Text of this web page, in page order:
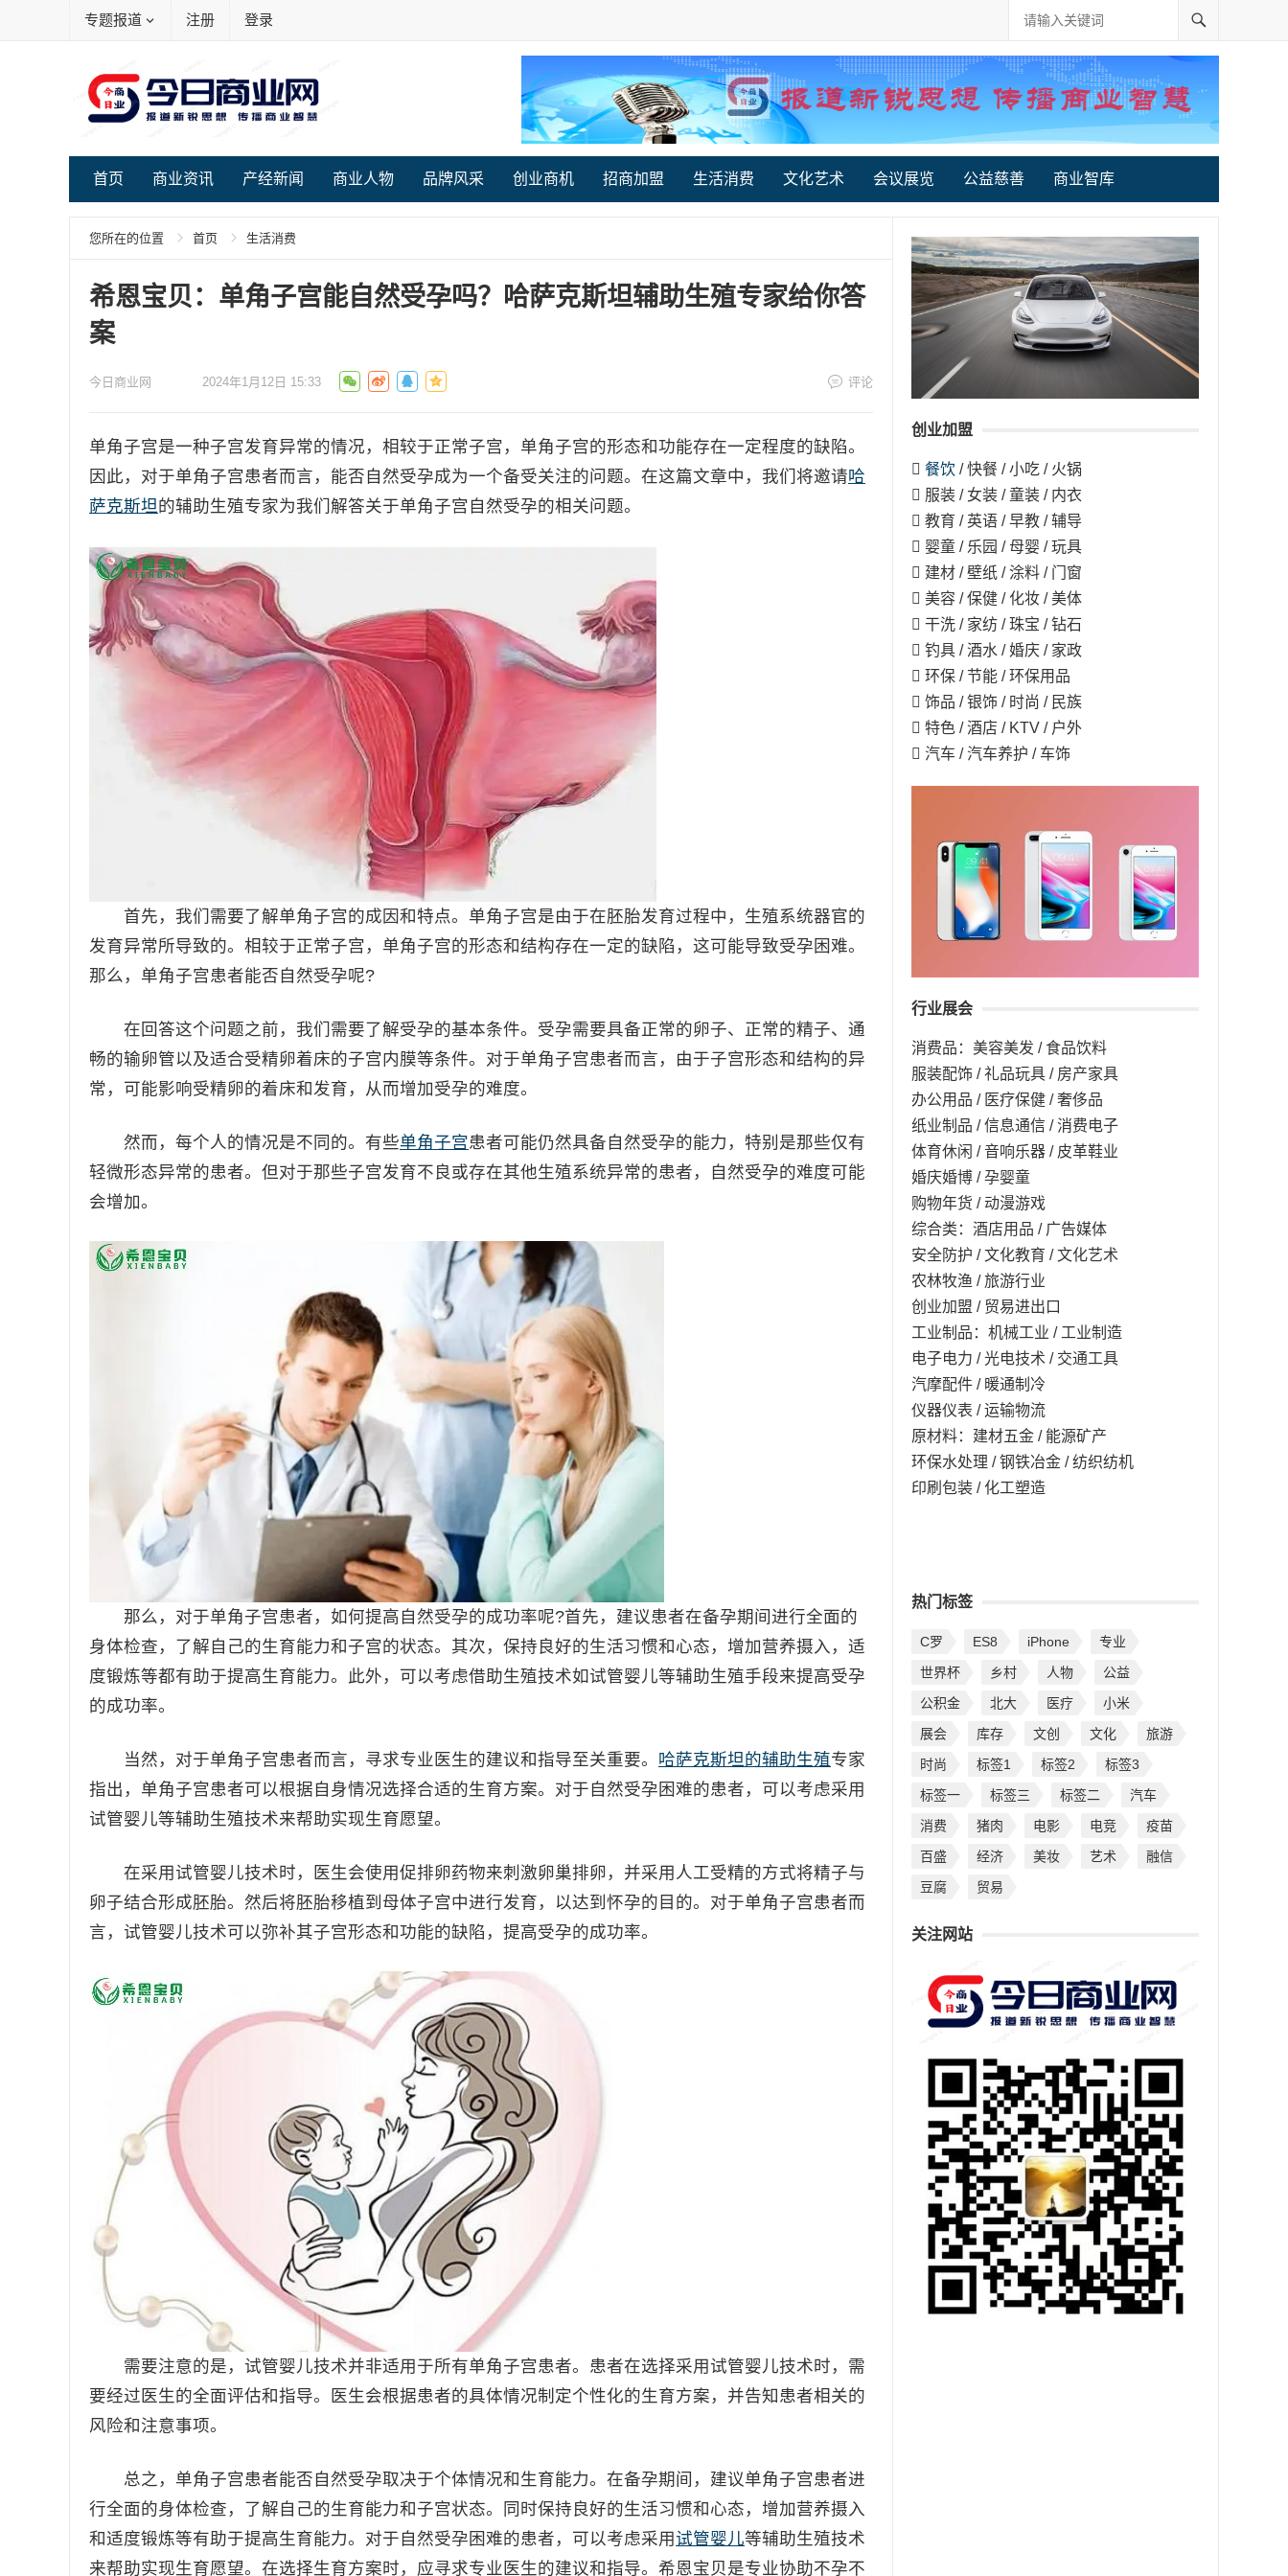
专题报道 注册 登录
首页 商业资讯 产经新闻 商业人物 品牌风采 创业商机 招商加盟 生活消费 文化艺术 会议展览 公益慈善 商业智库
您所在的位置 首页 生活消费
希恩宝贝：单角子宫能自然受孕吗？哈萨克斯坦辅助生殖专家给你答
案
今日商业网 2024年1月12日 15:33 评论
单角子宫是一种子宫发育异常的情况，相较于正常子宫，单角子宫的形态和功能存在一定程度的缺陷。
因此，对于单角子宫患者而言，能否自然受孕成为一个备受关注的问题。在这篇文章中，我们将邀请哈
萨克斯坦的辅助生殖专家为我们解答关于单角子宫自然受孕的相关问题。
首先，我们需要了解单角子宫的成因和特点。单角子宫是由于在胚胎发育过程中，生殖系统器官的
发育异常所导致的。相较于正常子宫，单角子宫的形态和结构存在一定的缺陷，这可能导致受孕困难。
那么，单角子宫患者能否自然受孕呢?
在回答这个问题之前，我们需要了解受孕的基本条件。受孕需要具备正常的卵子、正常的精子、通
畅的输卵管以及适合受精卵着床的子宫内膜等条件。对于单角子宫患者而言，由于子宫形态和结构的异
常，可能影响受精卵的着床和发育，从而增加受孕的难度。
然而，每个人的情况是不同的。有些单角子宫患者可能仍然具备自然受孕的能力，特别是那些仅有
轻微形态异常的患者。但对于那些子宫发育不良或存在其他生殖系统异常的患者，自然受孕的难度可能
会增加。
那么，对于单角子宫患者，如何提高自然受孕的成功率呢?首先，建议患者在备孕期间进行全面的
身体检查，了解自己的生育能力和子宫的状态。其次，保持良好的生活习惯和心态，增加营养摄入，适
度锻炼等都有助于提高生育能力。此外，可以考虑借助生殖技术如试管婴儿等辅助生殖手段来提高受孕
的成功率。
当然，对于单角子宫患者而言，寻求专业医生的建议和指导至关重要。 哈萨克斯坦的辅助生殖专家
指出，单角子宫患者可以根据自身情况选择合适的生育方案。对于自然受孕困难的患者，可以考虑采用
试管婴儿等辅助生殖技术来帮助实现生育愿望。
在采用试管婴儿技术时，医生会使用促排卵药物来刺激卵巢排卵，并采用人工受精的方式将精子与
卵子结合形成胚胎。然后将胚胎移植到母体子宫中进行发育，以达到怀孕的目的。对于单角子宫患者而
言，试管婴儿技术可以弥补其子宫形态和功能的缺陷，提高受孕的成功率。
需要注意的是，试管婴儿技术并非适用于所有单角子宫患者。患者在选择采用试管婴儿技术时，需
要经过医生的全面评估和指导。医生会根据患者的具体情况制定个性化的生育方案，并告知患者相关的
风险和注意事项。
总之，单角子宫患者能否自然受孕取决于个体情况和生育能力。在备孕期间，建议单角子宫患者进
行全面的身体检查，了解自己的生育能力和子宫状态。同时保持良好的生活习惯和心态，增加营养摄入
和适度锻炼等有助于提高生育能力。对于自然受孕困难的患者，可以考虑采用试管婴儿等辅助生殖技术
来帮助实现生育愿望。在选择生育方案时，应寻求专业医生的建议和指导。希恩宝贝是专业协助不孕不
创业加盟
 餐饮 / 快餐 / 小吃 / 火锅
 服装 / 女装 / 童装 / 内衣
 教育 / 英语 / 早教 / 辅导
 婴童 / 乐园 / 母婴 / 玩具
 建材 / 壁纸 / 涂料 / 门窗
 美容 / 保健 / 化妆 / 美体
 干洗 / 家纺 / 珠宝 / 钻石
 钓具 / 酒水 / 婚庆 / 家政
 环保 / 节能 / 环保用品
 饰品 / 银饰 / 时尚 / 民族
 特色 / 酒店 / KTV / 户外
 汽车 / 汽车养护 / 车饰
行业展会
消费品：美容美发 / 食品饮料
服装配饰 / 礼品玩具 / 房产家具
办公用品 / 医疗保健 / 奢侈品
纸业制品 / 信息通信 / 消费电子
体育休闲 / 音响乐器 / 皮革鞋业
婚庆婚博 / 孕婴童
购物年货 / 动漫游戏
综合类：酒店用品 / 广告媒体
安全防护 / 文化教育 / 文化艺术
农林牧渔 / 旅游行业
创业加盟 / 贸易进出口
工业制品：机械工业 / 工业制造
电子电力 / 光电技术 / 交通工具
汽摩配件 / 暖通制冷
仪器仪表 / 运输物流
原材料：建材五金 / 能源矿产
环保水处理 / 钢铁冶金 / 纺织纺机
印刷包装 / 化工塑造
热门标签
C罗 ES8 iPhone
专业
世界杯
乡村 人物
公益
公积金
北大 医疗
小米
展会
库存 文创 文化
旅游
时尚
标签1 标签2
标签3
标签一
标签三 标签二
汽车
消费
猪肉 电影 电竞
疫苗
百盛
经济 美妆 艺术
融信
豆腐
贸易
关注网站